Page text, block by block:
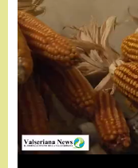
d
n
o